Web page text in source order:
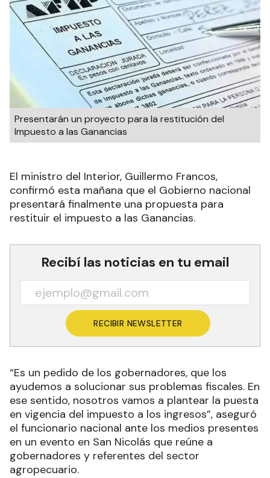
Presentarán un proyecto para la restitución del
Impuesto a las Ganancias
El ministro del Interior, Guillermo Francos,
confirmó esta mañana que el Gobierno nacional
presentará finalmente una propuesta para
restituir el impuesto a las Ganancias.
Recibí las noticias en tu email
RECIBIR NEWSLETTER
“Es un pedido de los gobernadores, que los
ayudemos a solucionar sus problemas fiscales. En
ese sentido, nosotros vamos a plantear la puesta
en vigencia del impuesto a los ingresos”, aseguró
el funcionario nacional ante los medios presentes
en un evento en San Nicolás que reúne a
gobernadores y referentes del sector
agropecuario.